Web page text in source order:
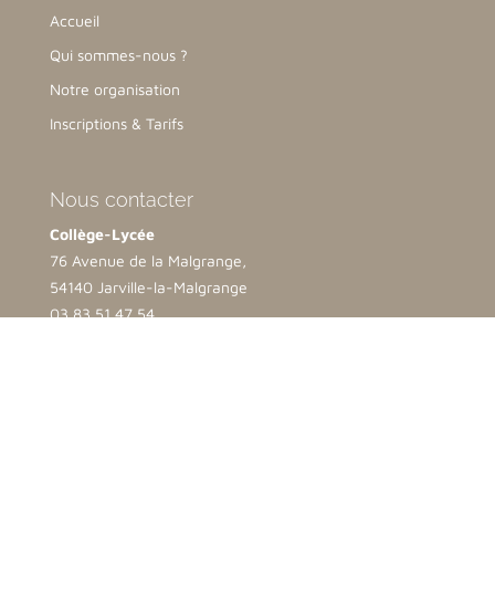
Accueil
Qui sommes-nous ?
Notre organisation
Inscriptions & Tarifs
Nous contacter
Collège-Lycée
76 Avenue de la Malgrange,
54140 Jarville-la-Malgrange
03 83 51 47 54